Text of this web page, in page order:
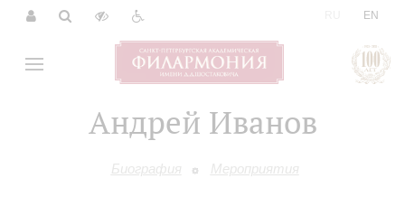
EN
Андрей Иванов
Биография Мероприятия